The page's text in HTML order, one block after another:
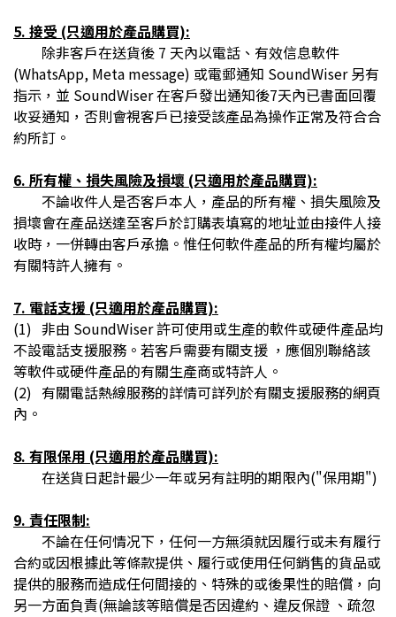
5. 接受 (只適用於產品購買):
除非客戶在送貨後 7 天內以電話、有效信息軟件
(WhatsApp, Meta message) 或電郵通知 SoundWiser 另有
指示，並 SoundWiser 在客戶發出通知後7天內已書面回覆
收妥通知，否則會視客戶已接受該產品為操作正常及符合合
約所訂。
6. 所有權、損失風險及損壞 (只適用於產品購買):
不論收件人是否客戶本人，產品的所有權、損失風險及
損壞會在產品送達至客戶於訂購表填寫的地址並由接件人接
收時，一併轉由客戶承擔。惟任何軟件產品的所有權均屬於
有關特許人擁有。
7. 電話支援 (只適用於產品購買):
(1) 非由 SoundWiser 許可使用或生產的軟件或硬件產品均
不設電話支援服務。若客戶需要有關支援 ，應個別聯絡該
等軟件或硬件產品的有關生產商或特許人。
(2) 有關電話熱線服務的詳情可詳列於有關支援服務的網頁
內。
8. 有限保用 (只適用於產品購買):
在送貨日起計最少一年或另有註明的期限內("保用期")
9. 責任限制:
不論在任何情况下，任何一方無須就因履行或未有履行
合約或因根據此等條款提供、履行或使用任何銷售的貨品或
提供的服務而造成任何間接的、特殊的或後果性的賠償，向
另一方面負責(無論該等賠償是否因違約、違反保證 、疏忽